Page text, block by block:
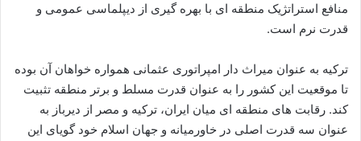
منافع استراتژیک منطقه ای با بهره گیری از دیپلماسی عمومی و
قدرت نرم است.
ترکیه به عنوان میراث دار امپراتوری عثمانی همواره خواهان آن بوده
تا موقعیت این کشور را به عنوان قدرت مسلط و برتر منطقه تثبیت
کند. رقابت های منطقه ای میان ایران، ترکیه و مصر از دیرباز به
عنوان سه قدرت اصلی در خاورمیانه و جهان اسلام خود گویای این